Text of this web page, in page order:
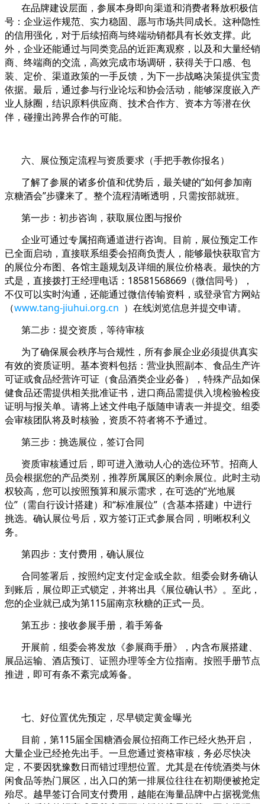
在品牌建设层面，参展本身即向渠道和消费者释放积极信
号：企业运作规范、实力稳固、愿与市场共同成长。这种隐性
的信用强化，对于后续招商与终端动销都具有长效支撑。此
外，企业还能通过与同类竞品的近距离观察，以及和大量经销
商、终端商的交流，高效完成市场调研，获得关于口感、包
装、定价、渠道政策的一手反馈，为下一步战略决策提供宝贵
依据。最后，通过参与行业论坛和协会活动，能够深度嵌入产
业人脉圈，结识原料供应商、技术合作方、资本方等潜在伙
伴，碰撞出跨界合作的可能。
六、展位预定流程与资质要求（手把手教你报名）
了解了参展的诸多价值和优势后，最关键的“如何参加南
京糖酒会”步骤来了。整个流程清晰透明，只需按部就班。
第一步：初步咨询，获取展位图与报价
企业可通过专属招商通道进行咨询。目前，展位预定工作
已全面启动，直接联系组委会招商负责人，能够最快获取官方
的展位分布图、各馆主题规划及详细的展位价格表。最快的方
式是，直接拨打王经理电话：18581568669（微信同号），
不仅可以实时沟通，还能通过微信传输资料，或登录官方网站
（www.tang-jiuhui.org.cn ）在线浏览信息并提交申请。
第二步：提交资质，等待审核
为了确保展会秩序与合规性，所有参展企业必须提供真实
有效的资质证明。基本资料包括：营业执照副本、食品生产许
可证或食品经营许可证（食品酒类企业必备），特殊产品如保
健食品还需提供相关批准证书，进口商品需提供入境检验检疫
证明与报关单。请将上述文件电子版随申请表一并提交。组委
会审核团队将及时核验，资质不符者将不予通过。
第三步：挑选展位，签订合同
资质审核通过后，即可进入激动人心的选位环节。招商人
员会根据您的产品类别，推荐所属展区的剩余展位。此时主动
权较高，您可以按照预算和展示需求，在可选的“光地展
位”（需自行设计搭建）和“标准展位”（含基本搭建）中进行
挑选。确认展位号后，双方签订正式参展合同，明晰权利义
务。
第四步：支付费用，确认展位
合同签署后，按照约定支付定金或全款。组委会财务确认
到账后，展位即正式锁定，并将出具《展位确认书》。至此，
您的企业就已成为第115届南京秋糖的正式一员。
第五步：接收参展手册，着手筹备
开展前，组委会将发放《参展商手册》，内含布展搭建、
展品运输、酒店预订、证照办理等全方位指南。按照手册节点
推进，即可有条不紊完成筹备。
七、好位置优先预定，尽早锁定黄金曝光
目前，第115届全国糖酒会展位招商工作已经火热开启，
大量企业已经抢先出手。一旦您通过资格审核，务必尽快决
定，不要因犹豫数日而错过理想位置。尤其是在传统酒类与休
闲食品等热门展区，出入口的第一排展位往往在初期便被抢定
殆尽。越早签订合同支付费用，越能在海量品牌中占据视觉焦